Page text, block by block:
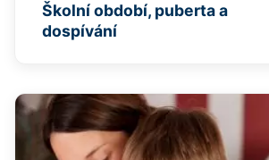
Školní období, puberta a
dospívání